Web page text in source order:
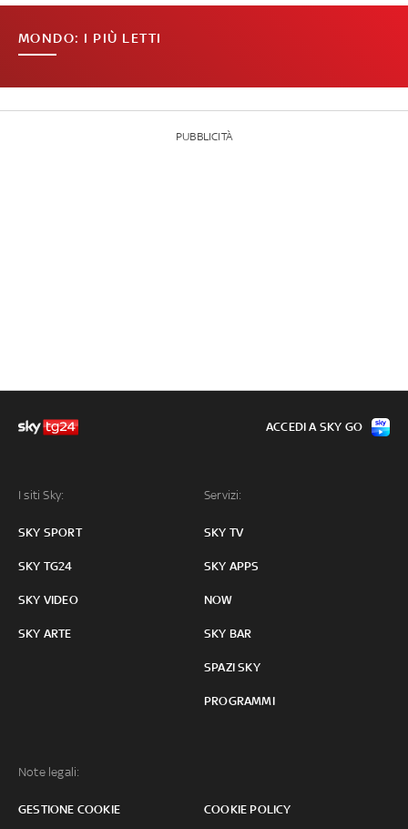
MONDO: I PIÙ LETTI
PUBBLICITÀ
I siti Sky:
SKY SPORT
SKY TG24
SKY VIDEO
SKY ARTE
Servizi:
SKY TV
SKY APPS
NOW
SKY BAR
SPAZI SKY
PROGRAMMI
Note legali:
GESTIONE COOKIE COOKIE POLICY
ACCEDI A SKY GO